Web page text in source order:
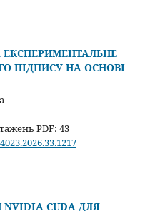
ЕКСПЕРИМЕНТАЛЬНЕ
ПІДПИСУ НА ОСНОВІ
PDF: 43
CUDA ДЛЯ